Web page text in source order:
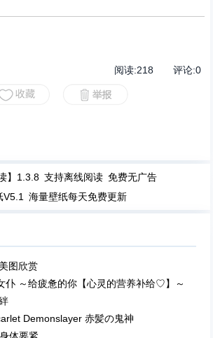
阅读:218 评论:0
读】1.3.8 支持离线阅读 免费无广告
V5.1 海量壁纸每天免费更新
图欣赏
仆 ～给疲惫的你【心灵的营养补给♡】～
Demonslayer 赤髪の鬼神